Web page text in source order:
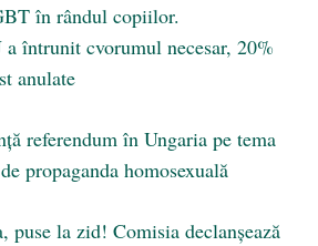
în rândul copiilor.
întrunit cvorumul necesar, 20%
anulate
referendum în Ungaria pe tema
propaganda homosexuală
puse la zid! Comisia declanșează